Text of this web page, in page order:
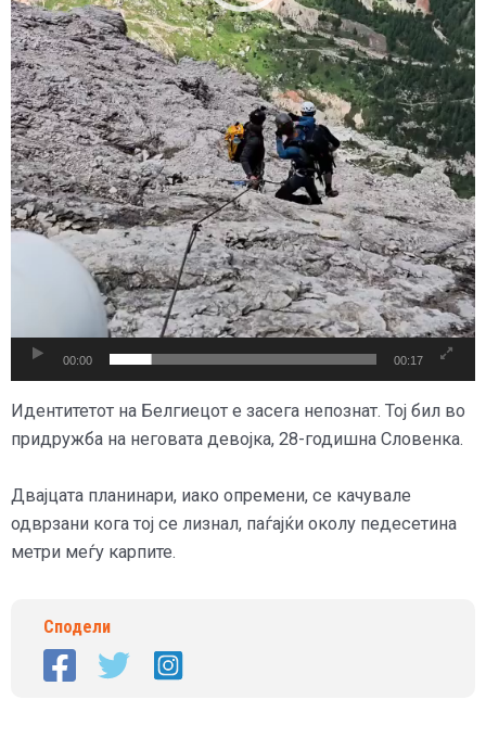
00:00 00:17
Идентитетот на Белгиецот е засега непознат. Тој бил во
придружба на неговата девојка, 28-годишна Словенка.
Двајцата планинари, иако опремени, се качувале
одврзани кога тој се лизнал, паѓајќи околу педесетина
метри меѓу карпите.
Сподели